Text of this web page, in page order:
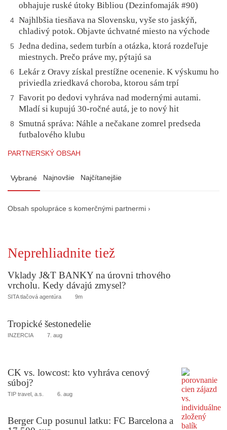
obhajuje ruské útoky Bibliou (Dezinfomaják #90)
4 Najhlbšia tiesňava na Slovensku, vyše sto jaskýň,
chladivý potok. Objavte úchvatné miesto na východe
5
Jedna dedina, sedem turbín a otázka, ktorá rozdeľuje
miestnych. Prečo práve my, pýtajú sa
6
Lekár z Oravy získal prestížne ocenenie. K výskumu ho
priviedla zriedkavá choroba, ktorou sám trpí
7
Favorit po dedovi vyhráva nad modernými autami.
Mladí si kupujú 30-ročné autá, je to nový hit
8
Smutná správa: Náhle a nečakane zomrel predseda
futbalového klubu
PARTNERSKÝ OBSAH
Vybrané Najnovšie Najčítanejšie
Obsah spolupráce s komerčnými partnermi ›
Neprehliadnite tiež
Vklady J&T BANKY na úrovni trhového
vrcholu. Kedy dávajú zmysel?
SITA tlačová agentúra 9m
Tropické šestonedelie
INZERCIA 7. aug
CK vs. lowcost: kto vyhráva cenový
súboj?
TIP travel, a.s. 6. aug
Berger Cup posunul latku: FC Barcelona a